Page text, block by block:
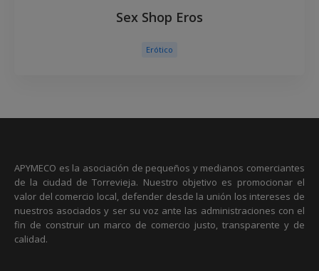
Sex Shop Eros
Erótico
APYMECO es la asociación de pequeños y medianos comerciantes
de la ciudad de Torrevieja. Nuestro objetivo es promocionar el
valor del comercio local, defender desde la unión los intereses de
nuestros asociados y ser su voz ante las administraciones con el
fin de construir un marco de comercio justo, transparente y de
calidad.